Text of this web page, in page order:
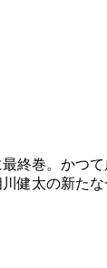
終巻。かつ
健太の新たな